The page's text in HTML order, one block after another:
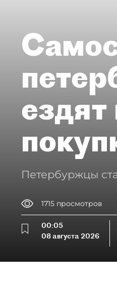
Петербуржцы
1715 просмотров
00:05
08 августа 2026